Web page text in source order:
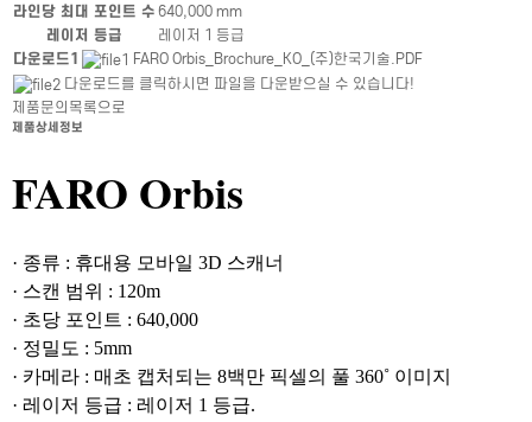
라인당 최대 포인트 수 640,000 mm
레이저 등급 레이저 1 등급
제품상세정보테이블
다운로드1
FARO Orbis_Brochure_KO_(주)한국기술.PDF
다운로드를 클릭하시면 파일을 다운받으실 수 있습니다!
제품문의 목록으로
제품상세정보
FARO Orbis
· 종류 : 휴대용 모바일 3D 스캐너
· 스캔 범위 : 120m
· 초당 포인트 : 640,000
· 정밀도 : 5mm
· 카메라 : 매초 캡처되는 8백만 픽셀의 풀 360˚ 이미지
· 레이저 등급 : 레이저 1 등급.